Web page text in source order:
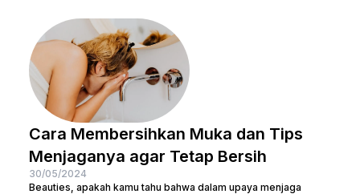
Beauties bisa mulai mengubah pola hidup yang lebih sehat
untuk menjaga kesehatan sekaligus meniruskan pipi. Tentu
masih ada cara lainnya untuk membuat...
Cara Membersihkan Muka dan Tips
Menjaganya agar Tetap Bersih
30/05/2024
Beauties, apakah kamu tahu bahwa dalam upaya menjaga